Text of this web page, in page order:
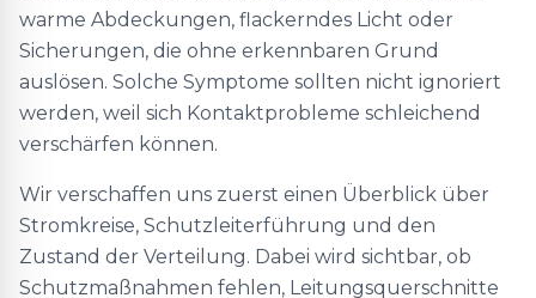
warme Abdeckungen, flackerndes Licht oder
Sicherungen, die ohne erkennbaren Grund
auslösen. Solche Symptome sollten nicht ignoriert
werden, weil sich Kontaktprobleme schleichend
verschärfen können.
Wir verschaffen uns zuerst einen Überblick über
Stromkreise, Schutzleiterführung und den
Zustand der Verteilung. Dabei wird sichtbar, ob
Schutzmaßnahmen fehlen, Leitungsquerschnitte